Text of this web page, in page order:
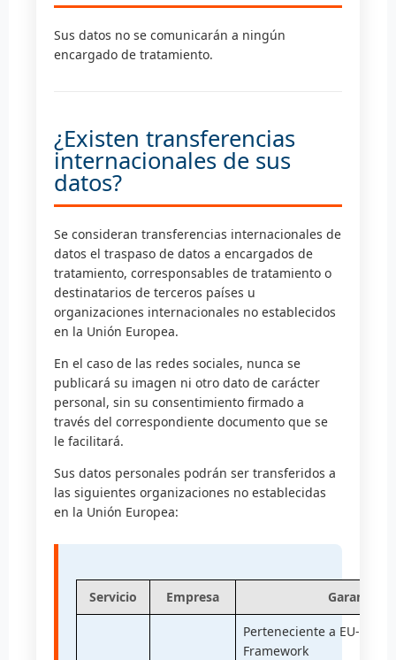
Sus datos no se comunicarán a ningún
encargado de tratamiento.
¿Existen transferencias
internacionales de sus
datos?
Se consideran transferencias internacionales de
datos el traspaso de datos a encargados de
tratamiento, corresponsables de tratamiento o
destinatarios de terceros países u
organizaciones internacionales no establecidos
en la Unión Europea.
En el caso de las redes sociales, nunca se
publicará su imagen ni otro dato de carácter
personal, sin su consentimiento firmado a
través del correspondiente documento que se
le facilitará.
Sus datos personales podrán ser transferidos a
las siguientes organizaciones no establecidas
en la Unión Europea:
Servicio Empresa Garantía
Perteneciente a EU-U.S.
Framework